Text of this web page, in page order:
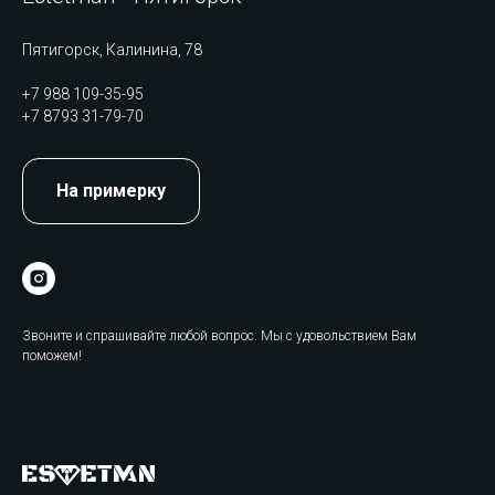
Пятигорск, Калинина, 78
+7 988 109-35-95
+7 8793 31-79-70
На примерку
Звоните и спрашивайте любой вопрос. Мы с удовольствием Вам
поможем!